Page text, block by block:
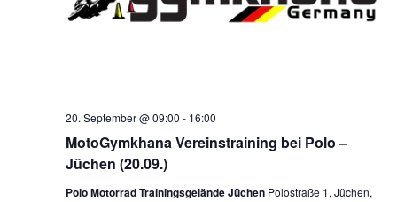
MotoGymkhana Vereinstraining bei Polo –
Jüchen (20.09.)
20. September @ 09:00 - 16:00
Polo Motorrad Trainingsgelände Jüchen Polostraße 1, Jüchen,